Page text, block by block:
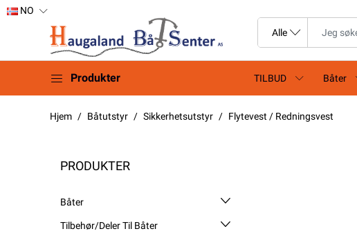
NO
Produkter TILBUD Båter
Hjem Båtutstyr Sikkerhetsutstyr Flytevest / Redningsvest
PRODUKTER
Båter
Tilbehør/Deler Til Båter